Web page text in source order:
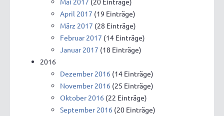
April 2017 (19 Einträge)
März 2017 (28 Einträge)
Februar 2017 (14 Einträge)
Januar 2017 (18 Einträge)
2016
Dezember 2016 (14 Einträge)
November 2016 (25 Einträge)
Oktober 2016 (22 Einträge)
September 2016 (20 Einträge)